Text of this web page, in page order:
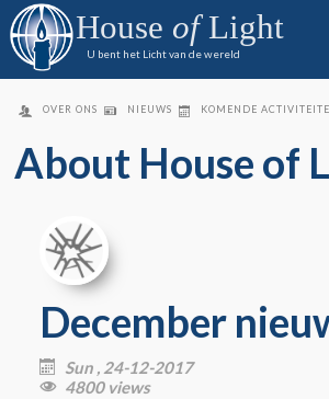
House ofLight
U bent het Licht van de wereld
Light
of
Light
of
Light
of
OVER ONS NIEUWS KOMENDE
About House of
December
 Sun , 24-12-2017
 4800 views